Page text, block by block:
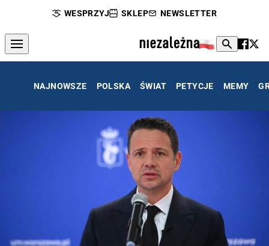
WESPRZYJ SKLEP NEWSLETTER
NAJNOWSZE POLSKA ŚWIAT PETYCJE MEMY